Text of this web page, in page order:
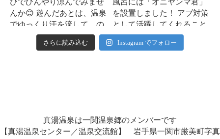
さらに読み込む Instagram でフォロー
真湯温泉は一関温泉郷のメンバーです
【真湯温泉センター／温泉交流館】 岩手県一関市厳美町字真